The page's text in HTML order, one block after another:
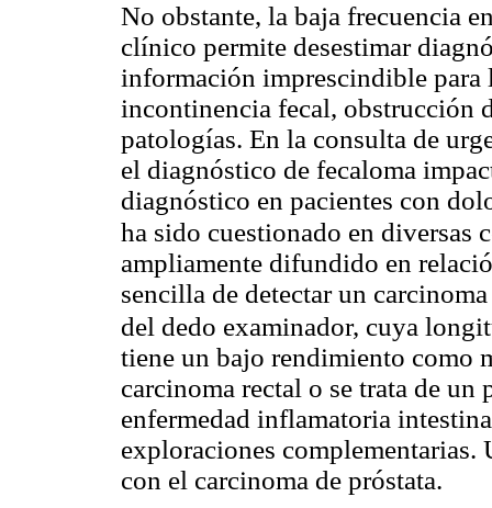
No obstante, la baja frecuencia
clínico permite desestimar
información imprescindible para
incontinencia fecal, obstrucción
patologías. En la consulta de
el diagnóstico de fecaloma
diagnóstico en pacientes con
ha sido cuestionado en diversas
ampliamente difundido en
sencilla de detectar un
del dedo examinador, cuya
tiene un bajo rendimiento como
carcinoma rectal o se trata de
enfermedad inflamatoria
exploraciones
con el carcinoma de próstata.